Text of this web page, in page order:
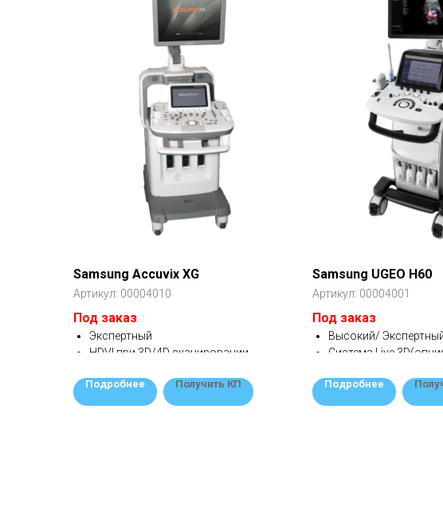
Samsung Accuvix XG
Артикул: 00004010
Под заказ
Экспертный
HDVI при 3D/4D сканировании
диагностики
Подробнее Получить КП
Samsung UGEO H60
Артикул: 00004001
Под заказ
Высокий/
Система Live
Идеален для
гинекологии
Подробнее